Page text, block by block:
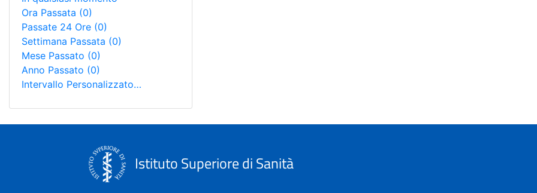
Ora Passata (0)
Passate 24 Ore (0)
Settimana Passata (0)
Mese Passato (0)
Anno Passato (0)
Intervallo Personalizzato…
Istituto Superiore di Sanità